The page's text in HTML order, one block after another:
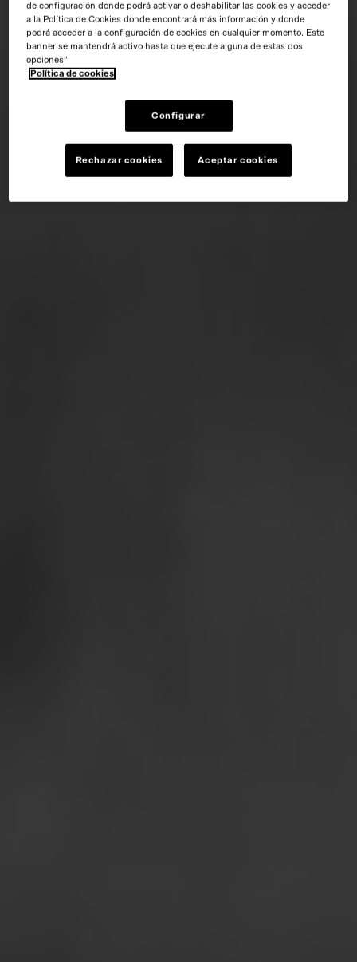
de configuración donde podrá activar o deshabilitar las cookies y acceder
a la Política de Cookies donde encontrará más información y donde
podrá acceder a la configuración de cookies en cualquier momento. Este
banner se mantendrá activo hasta que ejecute alguna de estas dos
opciones”
Política de cookies
Configurar
Rechazar cookies Aceptar cookies